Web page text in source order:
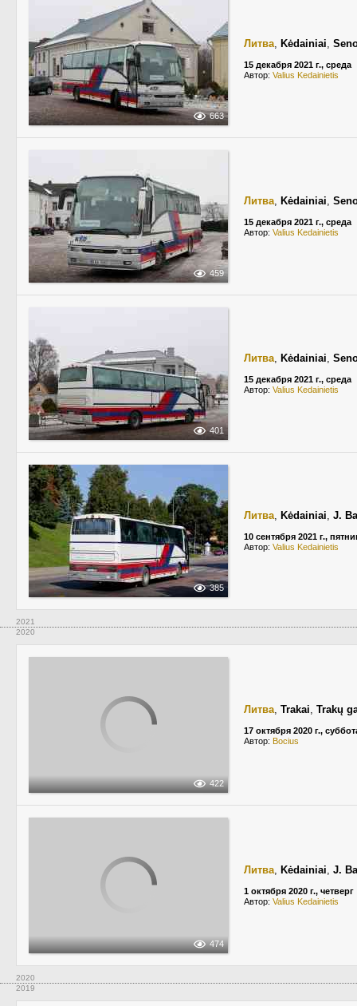
663
Литва, Kėdainiai,
15 декабря 2021 г., среда
Автор: Valius Kedainietis
459
Литва, Kėdainiai,
15 декабря 2021 г., среда
Автор: Valius Kedainietis
401
Литва, Kėdainiai,
15 декабря 2021 г., среда
Автор: Valius Kedainietis
385
Литва, Kėdainiai, J.
10 сентября 2021 г.,
Автор: Valius Kedainietis
2021
2020
422
Литва, Trakai, Trakų
17 октября 2020 г.,
Автор: Bocius
474
Литва, Kėdainiai, J.
1 октября 2020 г., четверг
Автор: Valius Kedainietis
2020
2019